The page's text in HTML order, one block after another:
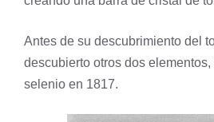
Antes de su descubrimiento del
descubierto otros dos elementos,
selenio en 1817.